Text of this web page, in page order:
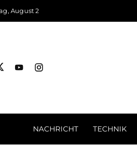
August 2
NACHRICHT TECHNIK